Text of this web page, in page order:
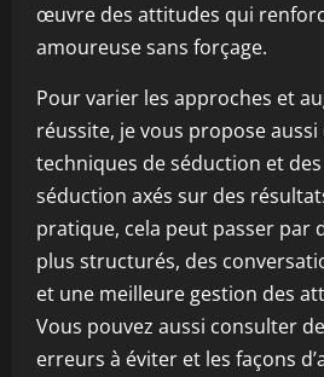
œuvre des attitudes qui
amoureuse sans forçage.
Pour varier les approches et
réussite, je vous propose aussi
techniques de séduction et
séduction axés sur des
pratique, cela peut passer par
plus structurés, des
et une meilleure gestion des
Vous pouvez aussi consulter
erreurs à éviter et les façons